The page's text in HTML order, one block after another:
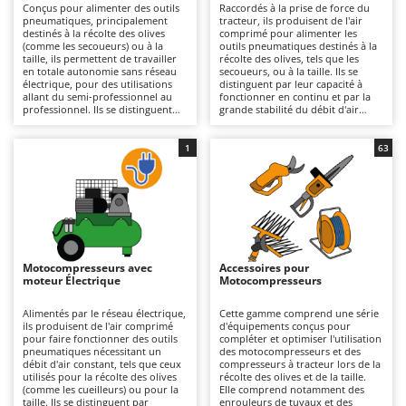
Autolaveuses
Autres produits
B
Balayeuses
Bancs de scie pour le bois - Scies à bûches
Bennes pour tracteur
Brosses pour sols extérieurs
Brouettes à moteur
Broyeurs à axe horizontal pour tracteur
Broyeurs de branches et végétaux
Butteurs pour tracteur
C
Chargeurs de batterie - Démarreurs
Charrues pour tracteur
Ambrogio Robot
Annovi Reverberi
ANTHBOT
Archman
Argo
Ariete
Artus
Attila
Ausonia
Awelco
B
Baesso
Bahco
Conçus pour alimenter des outils
pneumatiques, principalement
destinés à la récolte des olives
(comme les secoueurs) ou à la
taille, ils permettent de travailler
en totale autonomie sans réseau
électrique, pour des utilisations
allant du semi-professionnel au
professionnel. Ils se distinguent
service constante sans baisses de
pression par rapport à un
compresseur électrique classique,
ce qui les rend particulièrement
adaptés aux exploitations
agricoles de taille moyenne.
Disponibles en versions essence
ou diesel, y compris tractées, ils
offrent une plus grande praticité
d'utilisation et une consommation
de carburant réduite par rapport
aux modèles tractés, car ils
endroits difficilement accessibles.
Particulièrement utiles dans le
secteur de l'oléiculture et lors de
l'entretien intensif des espaces
verts sur des surfaces de taille
moyenne. Il est nécessaire
d'entretenir le filtre à air, le filtre à
huile et les bougies (le cas échéant)
Raccordés à la prise de force du
tracteur, ils produisent de l'air
comprimé pour alimenter les
outils pneumatiques destinés à la
récolte des olives, tels que les
secoueurs, ou à la taille. Ils se
distinguent par leur capacité à
fonctionner en continu et par la
grande stabilité du débit d'air
supérieure à celle de tous les
autres modèles, ce qui les rend
particulièrement adaptés à des
utilisations allant du semi-
professionnel au professionnel. Ils
offrent des performances
constantes et la possibilité
d'alimenter plusieurs outils
simultanément. Ils sont idéaux
pour l'oléiculture sur de grandes
parcelles et les travaux intensifs. Il
graissage, à la lubrification et au
contrôle des pièces mécaniques,
en vérifiant également le serrage
des boulons et des courroies, ainsi
que de contrôler l'huile de la
pompe, le filtre à air et de purger
la condensation du réservoir du
compresseur.
Motocompresseurs avec
moteur Électrique
Alimentés par le réseau électrique,
ils produisent de l'air comprimé
pour faire fonctionner des outils
pneumatiques nécessitant un
débit d'air constant, tels que ceux
utilisés pour la récolte des olives
(comme les cueilleurs) ou pour la
taille. Ils se distinguent par
1
Accessoires pour
Motocompresseurs
Cette gamme comprend une série
d'équipements conçus pour
compléter et optimiser l'utilisation
des motocompresseurs et des
compresseurs à tracteur lors de la
récolte des olives et de la taille.
Elle comprend notamment des
enrouleurs de tuyaux et des
63